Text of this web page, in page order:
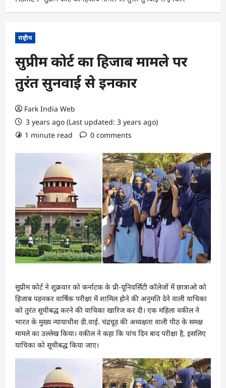
राष्ट्रीय
सुप्रीम कोर्ट का हिजाब मामले पर
तुरंत सुनवाई से इनकार
Fark India Web
3 years ago (Last updated: 3 years ago)
1 minute read
0 comments
सुप्रीम कोर्ट ने शुक्रवार को कर्नाटक के प्री-यूनिवर्सिटी कॉलेजों में छात्राओ को
हिजाब पहनकर वार्षिक परीक्षा में शामिल होने की अनुमति देने वाली याचिका
को तुरंत सूचीबद्ध करने की याचिका खारिज कर दी। एक महिला वकील ने
भारत के मुख्य न्यायाधीश डी.वाई. चंद्रचूड़ की अध्यक्षता वाली पीठ के समक्ष
मामले का उल्लेख किया। वकील ने कहा कि पांच दिन बाद परीक्षा है, इसलिए
याचिका को सूचीबद्ध किया जाए।